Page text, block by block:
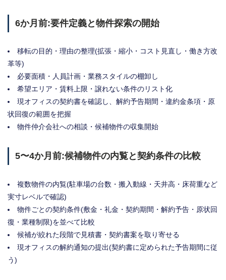
6か月前:要件定義と物件探索の開始
移転の目的・理由の整理(拡張・縮小・コスト見直し・働き方改
革等)
必要面積・人員計画・業務スタイルの棚卸し
希望エリア・賃料上限・譲れない条件のリスト化
現オフィスの契約書を確認し、解約予告期間・違約金条項・原
状回復の範囲を把握
物件仲介会社への相談・候補物件の収集開始
5〜4か月前:候補物件の内覧と契約条件の比較
複数物件の内覧(駐車場の台数・搬入動線・天井高・床荷重など
実寸レベルで確認)
物件ごとの契約条件(敷金・礼金・契約期間・解約予告・原状回
復・業種制限)を並べて比較
候補が絞れた段階で見積書・契約書案を取り寄せる
現オフィスの解約通知の提出(契約書に定められた予告期間に従
う)